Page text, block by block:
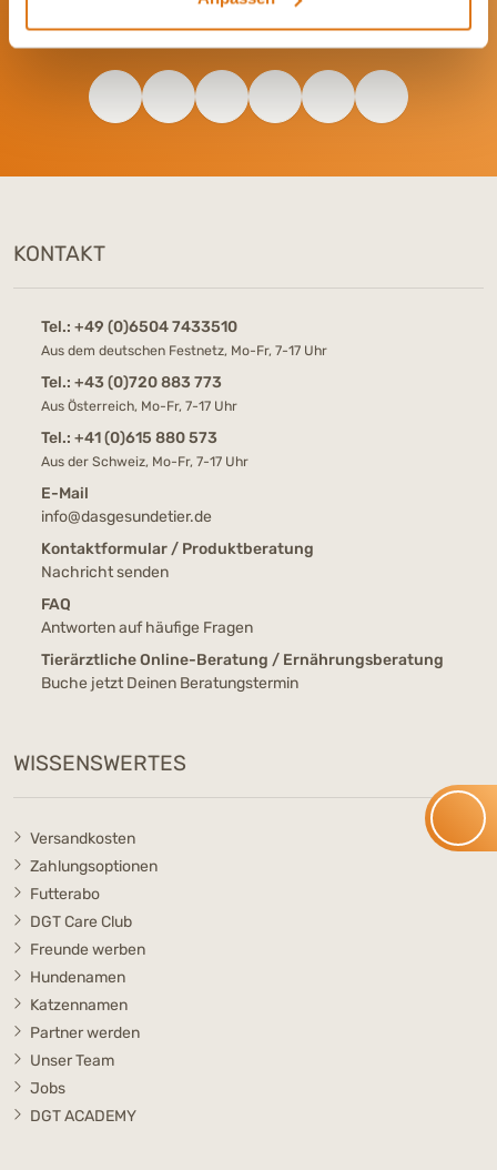
KONTAKT
Tel.: +49 (0)6504 7433510
Aus dem deutschen Festnetz, Mo-Fr, 7-17 Uhr
Tel.: +43 (0)720 883 773
Aus Österreich, Mo-Fr, 7-17 Uhr
Tel.: +41 (0)615 880 573
Aus der Schweiz, Mo-Fr, 7-17 Uhr
E-Mail
info@dasgesundetier.de
Kontaktformular / Produktberatung
Nachricht senden
FAQ
Antworten auf häufige Fragen
Tierärztliche Online-Beratung / Ernährungsberatung
Buche jetzt Deinen Beratungstermin
WISSENSWERTES
Versandkosten
Zahlungsoptionen
Futterabo
DGT Care Club
Freunde werben
Hundenamen
Katzennamen
Partner werden
Unser Team
Jobs
DGT ACADEMY